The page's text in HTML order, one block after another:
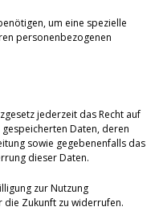
um eine spezielle
personenbezogenen
jederzeit das Recht auf
Daten, deren
sowie gegebenenfalls das
dieser Daten.
zur Nutzung
Zukunft zu widerrufen.